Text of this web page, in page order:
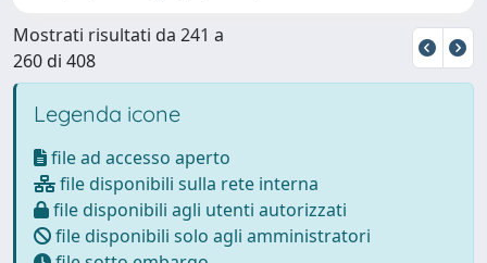
Mostrati risultati da 241 a
260 di 408
Legenda icone
file ad accesso aperto
file disponibili sulla rete interna
file disponibili agli utenti autorizzati
file disponibili solo agli amministratori